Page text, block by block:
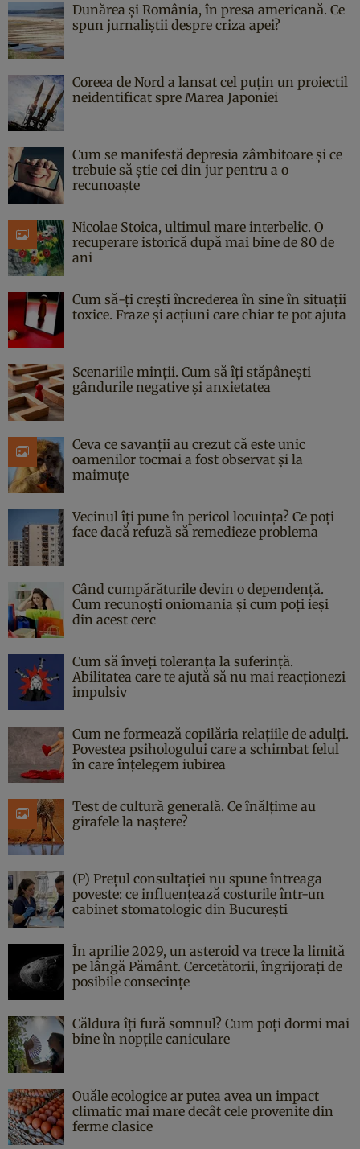
Dunărea și România, în presa americană. Ce
spun jurnaliștii despre criza apei?
Coreea de Nord a lansat cel puțin un proiectil
neidentificat spre Marea Japoniei
Cum se manifestă depresia zâmbitoare și ce
trebuie să știe cei din jur pentru a o
recunoaște
Nicolae Stoica, ultimul mare interbelic. O
recuperare istorică după mai bine de 80 de
ani
Cum să-ți crești încrederea în sine în situații
toxice. Fraze și acțiuni care chiar te pot ajuta
Scenariile minții. Cum să îți stăpânești
gândurile negative și anxietatea
Ceva ce savanții au crezut că este unic
oamenilor tocmai a fost observat și la
maimuțe
Vecinul îți pune în pericol locuința? Ce poți
face dacă refuză să remedieze problema
Când cumpărăturile devin o dependență.
Cum recunoști oniomania și cum poți ieși
din acest cerc
Cum să înveți toleranța la suferință.
Abilitatea care te ajută să nu mai reacționezi
impulsiv
Cum ne formează copilăria relațiile de adulți.
Povestea psihologului care a schimbat felul
în care înțelegem iubirea
Test de cultură generală. Ce înălțime au
girafele la naștere?
(P) Prețul consultației nu spune întreaga
poveste: ce influențează costurile într-un
cabinet stomatologic din București
În aprilie 2029, un asteroid va trece la limită
pe lângă Pământ. Cercetătorii, îngrijorați de
posibile consecințe
Căldura îți fură somnul? Cum poți dormi mai
bine în nopțile caniculare
Ouăle ecologice ar putea avea un impact
climatic mai mare decât cele provenite din
ferme clasice